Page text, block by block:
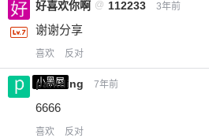
好喜欢你啊 @ 112233 3年前
谢谢分享
喜欢 反对
小黑屋
parkding 7年前
6666
喜欢 反对